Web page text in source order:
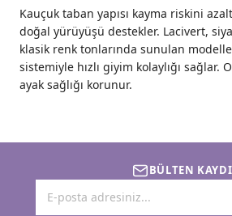
Kauçuk taban yapısı kayma riskini
doğal yürüyüşü destekler. Lacivert,
klasik renk tonlarında sunulan
sistemiyle hızlı giyim kolaylığı sağlar.
ayak sağlığı korunur.
BÜLTEN KAYDI